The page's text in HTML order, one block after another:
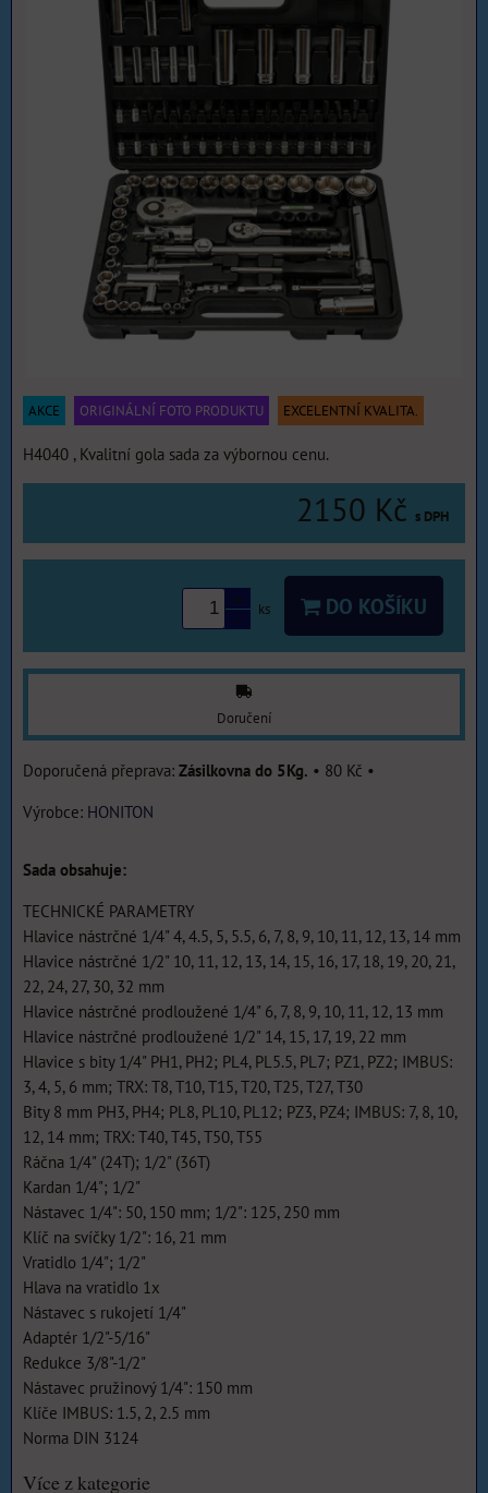
AKCE ORIGINÁLNÍ FOTO PRODUKTU EXCELENTNÍ KVALITA.
H4040 , Kvalitní gola sada za výbornou cenu.
2150 Kč s DPH
ks DO KOŠÍKU
Doručení
Zásilkovna do 5Kg. • 80 Kč •
Výrobce: HONITON
Sada obsahuje:
TECHNICKÉ PARAMETRY
Hlavice nástrčné 1/4" 4, 4.5, 5, 5.5, 6, 7, 8, 9, 10, 11, 12, 13, 14 mm
Hlavice nástrčné 1/2" 10, 11, 12, 13, 14, 15, 16, 17, 18, 19, 20, 21,
22, 24, 27, 30, 32 mm
Hlavice nástrčné prodloužené 1/4" 6, 7, 8, 9, 10, 11, 12, 13 mm
Hlavice nástrčné prodloužené 1/2" 14, 15, 17, 19, 22 mm
Hlavice s bity 1/4" PH1, PH2; PL4, PL5.5, PL7; PZ1, PZ2; IMBUS:
3, 4, 5, 6 mm; TRX: T8, T10, T15, T20, T25, T27, T30
Bity 8 mm PH3, PH4; PL8, PL10, PL12; PZ3, PZ4; IMBUS: 7, 8, 10,
12, 14 mm; TRX: T40, T45, T50, T55
Ráčna 1/4" (24T); 1/2" (36T)
Kardan 1/4"; 1/2"
Nástavec 1/4": 50, 150 mm; 1/2": 125, 250 mm
Klíč na svíčky 1/2": 16, 21 mm
Vratidlo 1/4"; 1/2"
Hlava na vratidlo 1x
Nástavec s rukojetí 1/4"
Adaptér 1/2"-5/16"
Redukce 3/8"-1/2"
Nástavec pružinový 1/4": 150 mm
Klíče IMBUS: 1.5, 2, 2.5 mm
Norma DIN 3124
Více z kategorie